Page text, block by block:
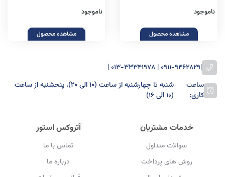
ناموجود
مشاهده محصول
ناموجود
مشاهده محصول
|
0911-9462829 | 013-33341978 |
ساعت
کاری:
شنبه تا چهارشنبه از ساعت (۱۰ الی ۲۰)، پنجشنبه از ساعت
(۱۰ الی ۱۶)
خدمات مشتریان
سوالات متداول
روش های پرداخت
آتروکس استور
تماس با ما
درباره ما